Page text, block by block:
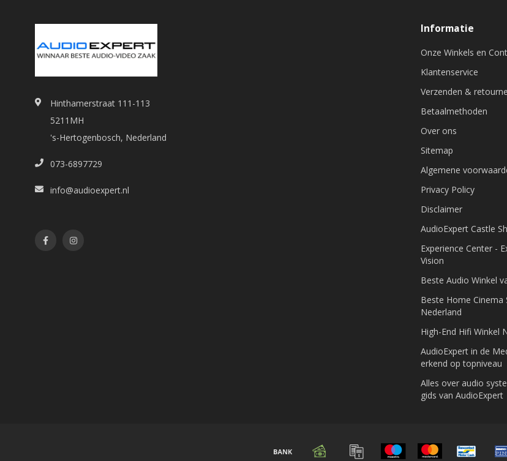
Hinthamerstraat 111-113
5211MH
's-Hertogenbosch, Nederland
073-6897729
info@audioexpert.nl
Informatie
Onze Winkels en
Klantenservice
Verzenden &
Betaalmethoden
Over ons
Sitemap
Algemene
Privacy Policy
Disclaimer
AudioExpert Castle
Experience Center -
Vision
Beste Audio Winkel
Beste Home Cinema
Nederland
High-End Hifi Winkel
AudioExpert in de
erkend op topniveau
Alles over audio
gids van AudioExpert